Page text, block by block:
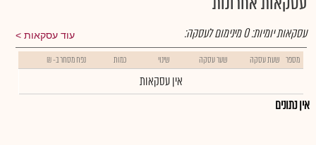
עוד עסקאות עסקאות יומיות:0מינימום לעסקה:
מספר שעת עסקה שער עסקה שינוי כמות נפח מסחר ב- ₪
אין עסקאות
אין נתונים